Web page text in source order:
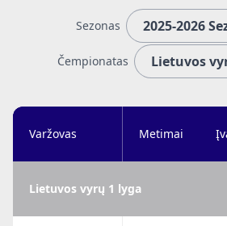
Sezonas
Čempionatas
Varžovas Metimai
Lietuvos vyrų 1 lyga